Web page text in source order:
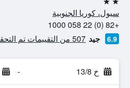
2 نجمتين
سيول، كوريا الجنوبية
+82 (0) 22 058 1000
6.9 جيد 507 من التقييمات تم التحقق منها
خ 13/8 -